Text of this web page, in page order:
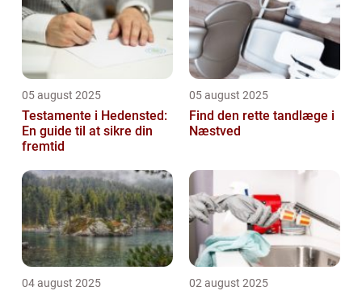
05 august 2025
Testamente i Hedensted:
En guide til at sikre din
fremtid
05 august 2025
Find den rette tandlæge i
Næstved
04 august 2025 02 august 2025